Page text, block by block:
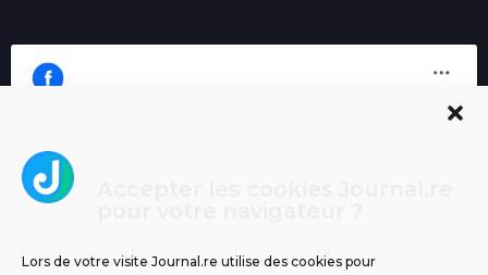
Lors de votre visite Journal.re utilise des cookies pour